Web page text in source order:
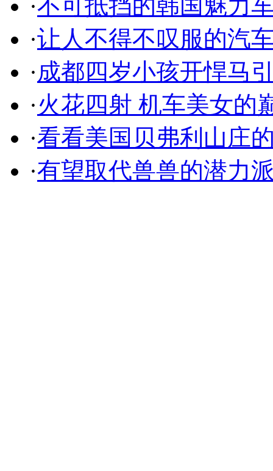
·不可抵挡的韩国魅力
·让人不得不叹服的汽
·成都四岁小孩开悍马
·火花四射 机车美女的
·看看美国贝弗利山庄
·有望取代兽兽的潜力